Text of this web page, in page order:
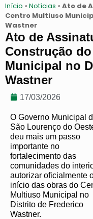
Início » Notícias » Ato de
Centro Multiuso
Wastner
Ato de
Construção
Municipal no
Wastner
17/03/2026
O Governo Municipal
São Lourenço do
deu mais um passo
importante no
fortalecimento das
comunidades do
autorizar oficialmente
início das obras do
Multiuso Municipal no
Distrito de Frederico
Wastner.